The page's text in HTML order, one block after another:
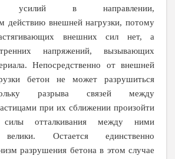
усилий в направлении,
действию внешней нагрузки, потому
внешних сил нет, а
напряжений, вызывающих
Непосредственно от внешней
бетон не может разрушиться
разрыва связей между
при их сближении произойти
отталкивания между ними
велики. Остается единственно
разрушения бетона в этом случае